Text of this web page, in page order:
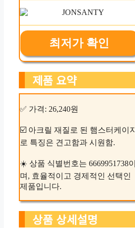
최저가 확인
제품 요약
✅ 가격: 26,240원
☑️ 아크릴 재질로 된 햄스터케이지
로 특징은 견고함과 시원함.
☀️ 상품 식별번호는 6669951738이
며, 효율적이고 경제적인 선택인
제품입니다.
상품 상세설명